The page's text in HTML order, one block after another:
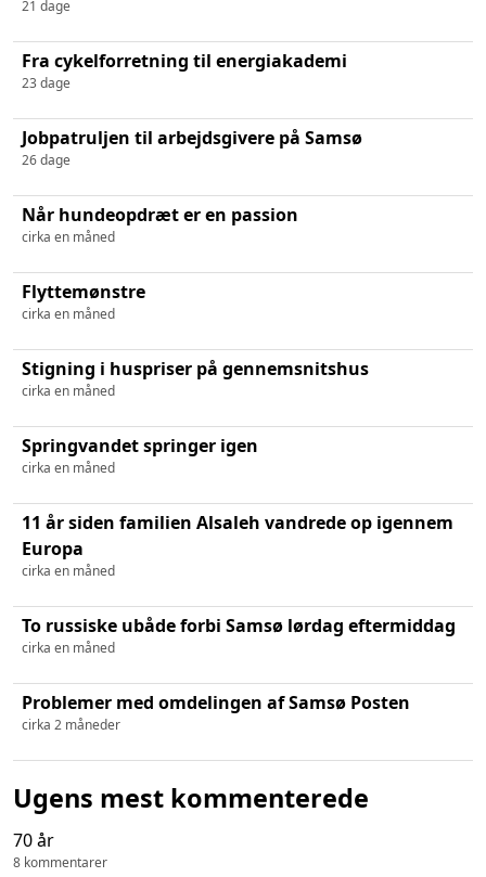
21 dage
Fra cykelforretning til energiakademi
23 dage
Jobpatruljen til arbejdsgivere på Samsø
26 dage
Når hundeopdræt er en passion
cirka en måned
Flyttemønstre
cirka en måned
Stigning i huspriser på gennemsnitshus
cirka en måned
Springvandet springer igen
cirka en måned
11 år siden familien Alsaleh vandrede op igennem
Europa
cirka en måned
To russiske ubåde forbi Samsø lørdag eftermiddag
cirka en måned
Problemer med omdelingen af Samsø Posten
cirka 2 måneder
Ugens mest kommenterede
70 år
8 kommentarer